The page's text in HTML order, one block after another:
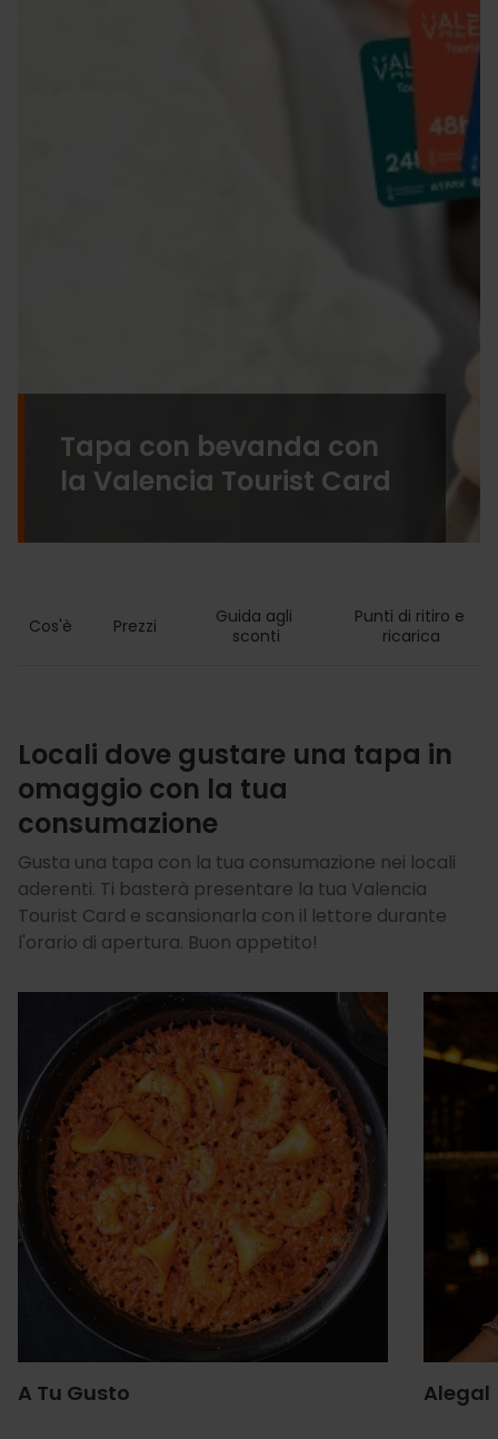
Tapa con bevanda con
la Valencia Tourist Card
Cos'è Prezzi
Guida agli
sconti
Punti di ritiro e
ricarica
Locali dove gustare una tapa in
omaggio con la tua
consumazione
Gusta una tapa con la tua consumazione nei locali
aderenti. Ti basterà presentare la tua Valencia
Tourist Card e scansionarla con il lettore durante
l'orario di apertura. Buon appetito!
A Tu Gusto Alegal